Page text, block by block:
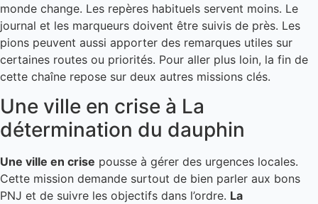
monde change. Les repères habituels servent moins. Le
journal et les marqueurs doivent être suivis de près. Les
pions peuvent aussi apporter des remarques utiles sur
certaines routes ou priorités. Pour aller plus loin, la fin de
cette chaîne repose sur deux autres missions clés.
Une ville en crise à La
détermination du dauphin
Une ville en crise pousse à gérer des urgences locales.
Cette mission demande surtout de bien parler aux bons
PNJ et de suivre les objectifs dans l’ordre. La